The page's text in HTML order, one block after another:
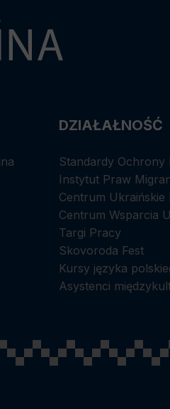
DZIAŁAŁNOŚĆ
Standardy Ochrony
Instytut Praw
Centrum
Centrum Wsparcia
Targi Pracy
Skovoroda Fest
Kursy języka
Asystenci